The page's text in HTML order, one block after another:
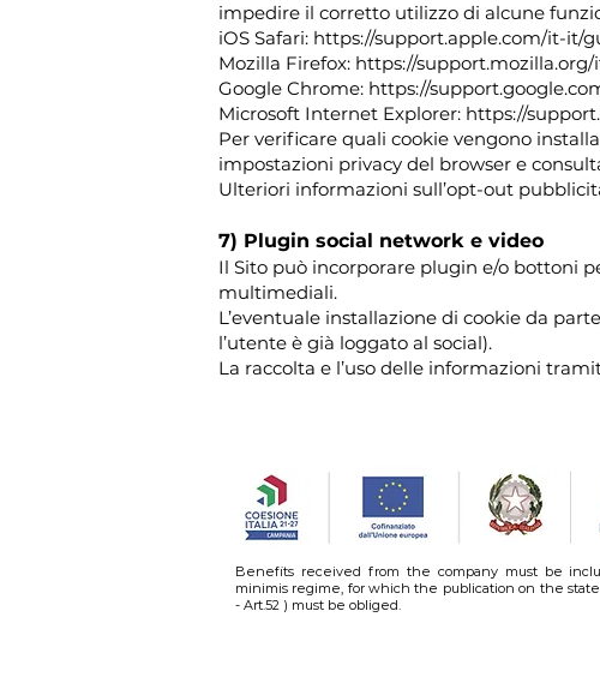
impedire il corretto utilizzo di alcune
iOS Safari: https://support.apple.com/it-it/
Mozilla Firefox: https://
Google Chrome: https://
Microsoft Internet Explorer: https://
Per verificare quali cookie vengono
impostazioni privacy del browser e
Ulteriori informazioni sull’opt-out
7) Plugin social network e video
Il Sito può incorporare plugin e/o bottoni
multimediali.
L’eventuale installazione di cookie da
l’utente è già loggato al social).
La raccolta e l’uso delle informazioni
Benefits received from the company must be
minimis regime, for which the publication on the state
- Art.52 ) must be obliged.